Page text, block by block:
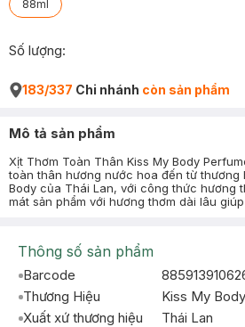
88ml
Số lượng:
183/337 Chi nhánh còn sản phẩm
Mô tả sản phẩm
Xịt Thơm Toàn Thân Kiss My Body
toàn thân hương nước hoa đến từ thương
Body của Thái Lan, với công thức hương
mát sản phẩm với hương thơm dài lâu
Thông số sản phẩm
Barcode
Thương Hiệu
Kiss My Body
Xuất xứ thương hiệu
Thái Lan